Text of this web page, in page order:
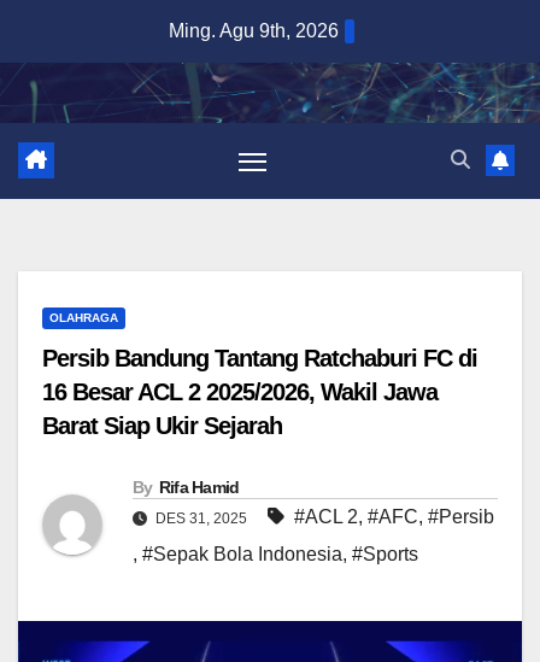
content
Ming. Agu 9th, 2026
OLAHRAGA
Persib Bandung Tantang Ratchaburi FC di
16 Besar ACL 2 2025/2026, Wakil Jawa
Barat Siap Ukir Sejarah
By Rifa Hamid
DES 31, 2025 #ACL 2, #AFC, #Persib
, #Sepak Bola Indonesia, #Sports